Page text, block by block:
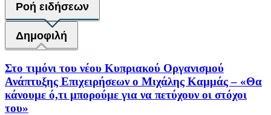
Ροή ειδήσεων
Δημοφιλή
Στο τιμόνι του νέου Κυπριακού Οργανισμού
Ανάπτυξης Επιχειρήσεων ο Μιχάλης Καμμάς – «Θα
κάνουμε ό,τι μπορούμε για να πετύχουν οι στόχοι
του»